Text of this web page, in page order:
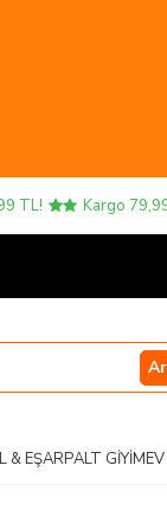
Kargo 79,99 TL!
& EŞARPALT GIYIM